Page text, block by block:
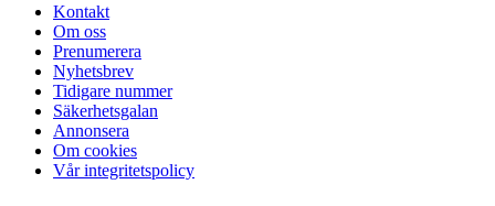
Kontakt
Om oss
Prenumerera
Nyhetsbrev
Tidigare nummer
Säkerhetsgalan
Annonsera
Om cookies
Vår integritetspolicy